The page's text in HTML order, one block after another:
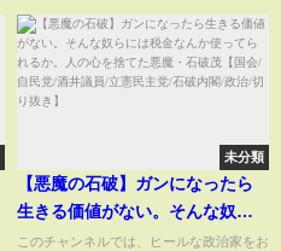
未分類
【悪魔の石破】ガンになったら
生きる価値がない。そんな奴ら
には税金なんか使ってられる
このチャンネルでは、ヒールな政治家をお